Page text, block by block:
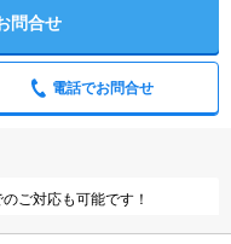
問合せ
電話でお問合せ
ご対応も可能です！